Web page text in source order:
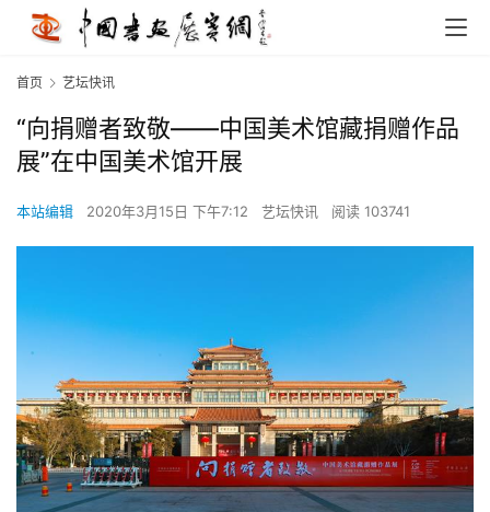
首页 艺坛快讯
“向捐赠者致敬——中国美术馆藏捐赠作品
展”在中国美术馆开展
本站编辑 2020年3月15日 下午7:12 艺坛快讯 阅读 103741